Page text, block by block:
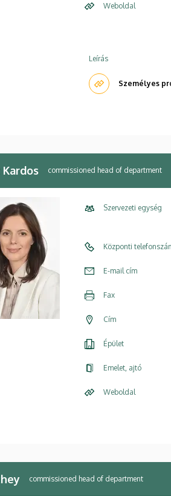
Weboldal
Leírás
Személyes
Kardos commissioned head of department
Szervezeti egység
Központi
E-mail cím
Fax
Cím
Épület
Emelet, ajtó
Weboldal
commissioned head of department